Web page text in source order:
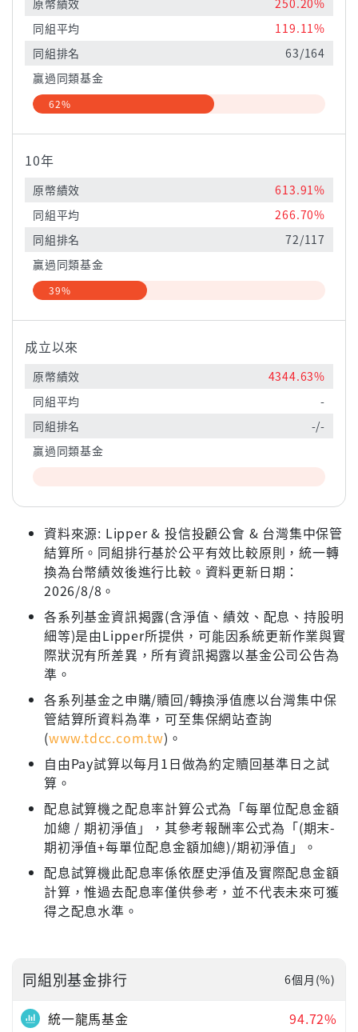
原幣績效
250.20%
同組平均
119.11%
同組排名
63/164
贏過同類基金
62%
10年
原幣績效
613.91%
同組平均
266.70%
同組排名
72/117
贏過同類基金
39%
成立以來
原幣績效
4344.63%
同組平均
-
同組排名
-/-
贏過同類基金
資料來源: Lipper & 投信投顧公會 & 台灣集中保管
結算所。同組排行基於公平有效比較原則，統一轉
換為台幣績效後進行比較。資料更新日期：
2026/8/8。
各系列基金資訊揭露(含淨值、績效、配息、持股明
細等)是由Lipper所提供，可能因系統更新作業與實
際狀況有所差異，所有資訊揭露以基金公司公告為
準。
各系列基金之申購/贖回/轉換淨值應以台灣集中保
管結算所資料為準，可至集保網站查詢
(www.tdcc.com.tw)。
自由Pay試算以每月1日做為約定贖回基準日之試
算。
配息試算機之配息率計算公式為「每單位配息金額
加總 / 期初淨值」，其參考報酬率公式為「(期末-
期初淨值+每單位配息金額加總)/期初淨值」。
配息試算機此配息率係依歷史淨值及實際配息金額
計算，惟過去配息率僅供參考，並不代表未來可獲
得之配息水準。
同組別基金排行 6個月(%)
統一龍馬基金
94.72%